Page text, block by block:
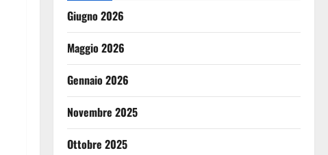
Giugno 2026
Maggio 2026
Gennaio 2026
Novembre 2025
Ottobre 2025